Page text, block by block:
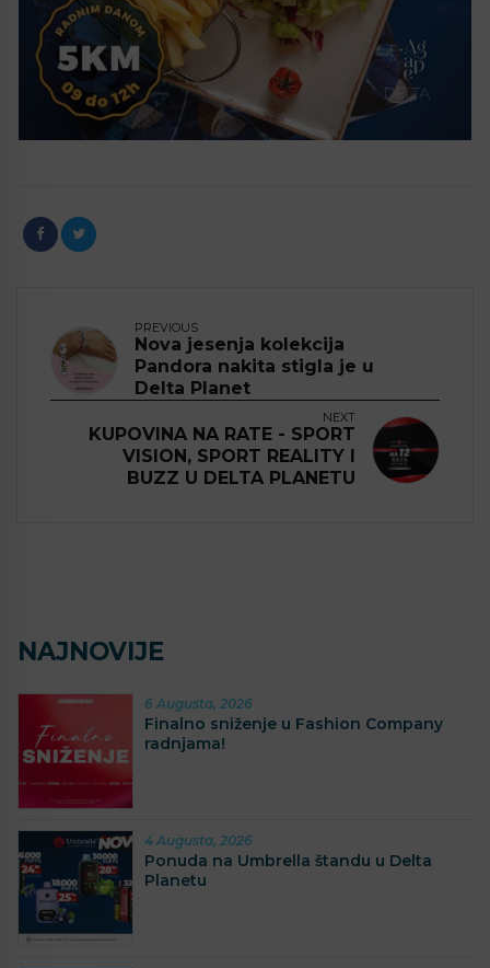
PREVIOUS
Nova jesenja kolekcija
Pandora nakita stigla je u
Delta Planet
NEXT
KUPOVINA NA RATE - SPORT
VISION, SPORT REALITY I
BUZZ U DELTA PLANETU
NAJNOVIJE
6 Augusta, 2026
Finalno sniženje u Fashion Company
radnjama!
4 Augusta, 2026
Ponuda na Umbrella štandu u Delta
Planetu